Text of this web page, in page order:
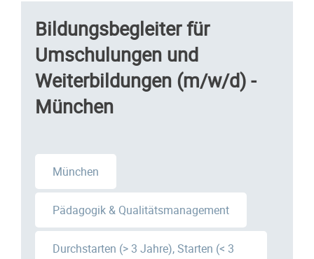
Bildungsbegleiter für
Umschulungen und
Weiterbildungen (m/w/d) -
München
München
Pädagogik & Qualitätsmanagement
Durchstarten (> 3 Jahre), Starten (< 3